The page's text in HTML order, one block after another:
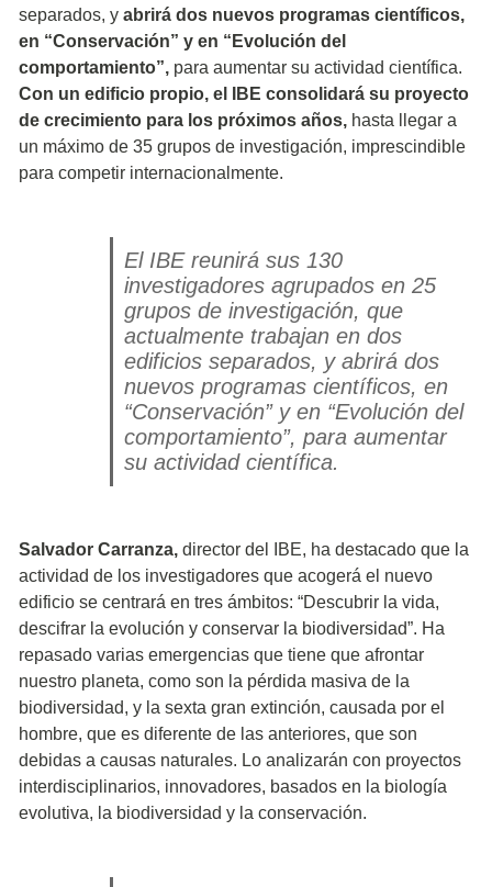
separados, y abrirá dos nuevos programas científicos,
en “Conservación” y en “Evolución del
comportamiento”, para aumentar su actividad científica.
Con un edificio propio, el IBE consolidará su proyecto
de crecimiento para los próximos años, hasta llegar a
un máximo de 35 grupos de investigación, imprescindible
para competir internacionalmente.
El IBE reunirá sus 130
investigadores agrupados en 25
grupos de investigación, que
actualmente trabajan en dos
edificios separados, y abrirá dos
nuevos programas científicos, en
“Conservación” y en “Evolución del
comportamiento”, para aumentar
su actividad científica.
Salvador Carranza, director del IBE, ha destacado que la
actividad de los investigadores que acogerá el nuevo
edificio se centrará en tres ámbitos: “Descubrir la vida,
descifrar la evolución y conservar la biodiversidad”. Ha
repasado varias emergencias que tiene que afrontar
nuestro planeta, como son la pérdida masiva de la
biodiversidad, y la sexta gran extinción, causada por el
hombre, que es diferente de las anteriores, que son
debidas a causas naturales. Lo analizarán con proyectos
interdisciplinarios, innovadores, basados en la biología
evolutiva, la biodiversidad y la conservación.